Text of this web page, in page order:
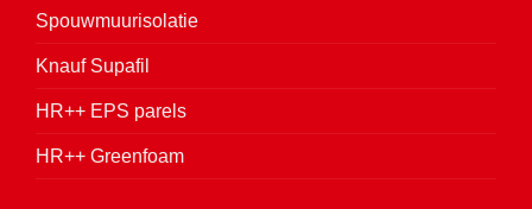
Spouwmuurisolatie
Knauf Supafil
HR++ EPS parels
HR++ Greenfoam